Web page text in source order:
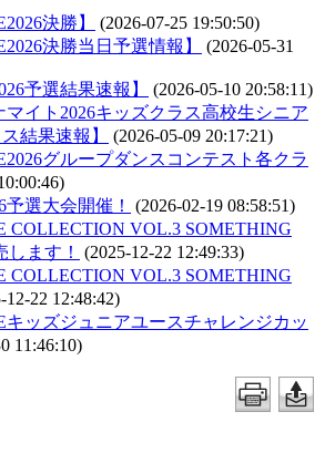
決勝】
(2026-07-25 19:50:50)
決勝当日予選情報】
(2026-05-31
予選結果速報】
(2026-05-10 20:58:11)
イト2026キッズクラス高校生シニア
結果速報】
(2026-05-09 20:17:21)
グループダンスコンテスト各クラ
選大会開催！
(2026-02-19 08:58:51)
COLLECTION VOL.3 SOMETHING
ます！
(2025-12-22 12:49:33)
COLLECTION VOL.3 SOMETHING
12-22 12:48:42)
ッズジュニアユースチャレンジカッ
11:46:10)